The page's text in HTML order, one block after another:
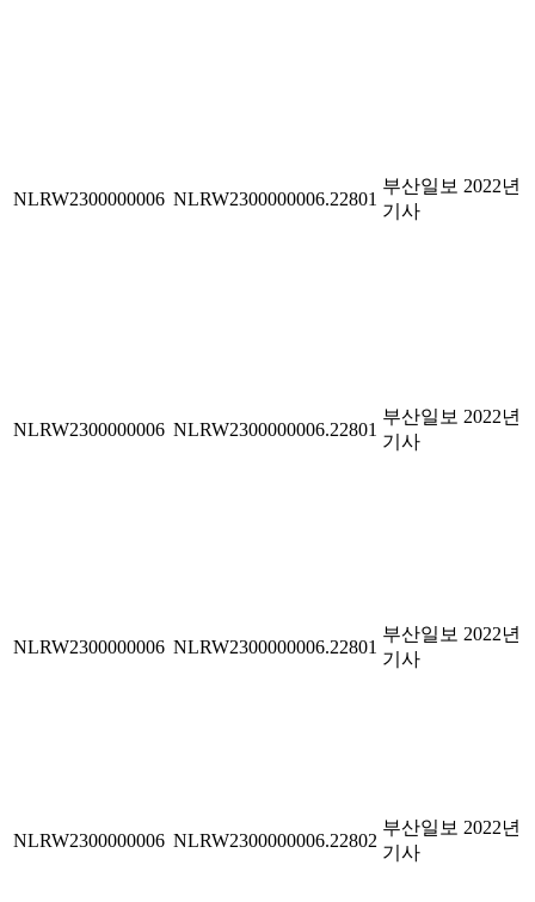
NLRW2300000006 NLRW2300000006.22801
부산일보 2022년
기사
NLRW2300000006 NLRW2300000006.22801
부산일보 2022년
기사
NLRW2300000006 NLRW2300000006.22801
부산일보 2022년
기사
NLRW2300000006 NLRW2300000006.22802
부산일보 2022년
기사